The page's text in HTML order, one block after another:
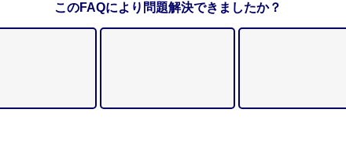
このFAQにより問題解決できましたか？